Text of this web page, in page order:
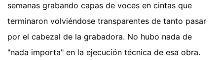
semanas grabando capas de voces en cintas que
terminaron volviéndose transparentes de tanto pasar
por el cabezal de la grabadora. No hubo nada de
"nada importa" en la ejecución técnica de esa obra.